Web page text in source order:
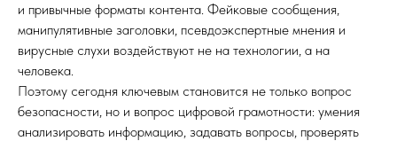
и привычные форматы контента. Фейковые сообщения,
манипулятивные заголовки, псевдоэкспертные мнения и
вирусные слухи воздействуют не на технологии, а на
человека.
Поэтому сегодня ключевым становится не только вопрос
безопасности, но и вопрос цифровой грамотности: умения
анализировать информацию, задавать вопросы, проверять